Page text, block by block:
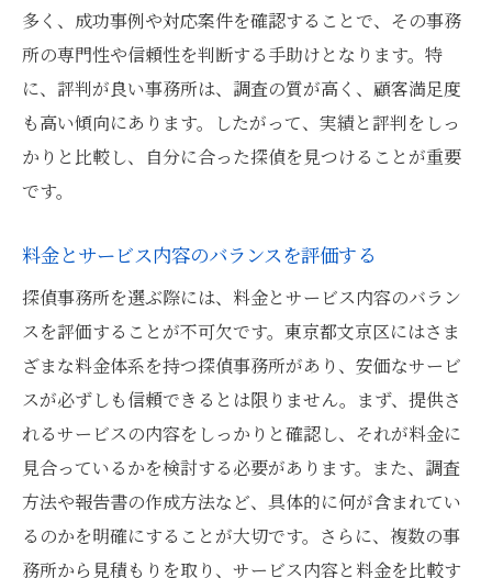
多く、成功事例や対応案件を確認することで、その事務
所の専門性や信頼性を判断する手助けとなります。特
に、評判が良い事務所は、調査の質が高く、顧客満足度
も高い傾向にあります。したがって、実績と評判をしっ
かりと比較し、自分に合った探偵を見つけることが重要
です。
料金とサービス内容のバランスを評価する
探偵事務所を選ぶ際には、料金とサービス内容のバラン
スを評価することが不可欠です。東京都文京区にはさま
ざまな料金体系を持つ探偵事務所があり、安価なサービ
スが必ずしも信頼できるとは限りません。まず、提供さ
れるサービスの内容をしっかりと確認し、それが料金に
見合っているかを検討する必要があります。また、調査
方法や報告書の作成方法など、具体的に何が含まれてい
るのかを明確にすることが大切です。さらに、複数の事
務所から見積もりを取り、サービス内容と料金を比較す